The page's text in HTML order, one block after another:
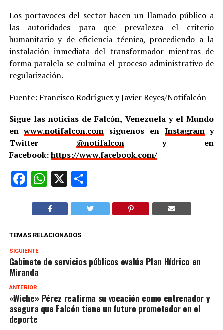
Los portavoces del sector hacen un llamado público a
las autoridades para que prevalezca el criterio
humanitario y de eficiencia técnica, procediendo a la
instalación inmediata del transformador mientras de
forma paralela se culmina el proceso administrativo de
regularización.
Fuente: Francisco Rodríguez y Javier Reyes/Notifalcón
Sigue las noticias de Falcón, Venezuela y el Mundo
enwww.notifalcon.com síguenos en Instagramy
Twitter @notifalcony en
Facebook:https://www.facebook.com/
Facebook
WhatsApp
X Compartir
TEMAS RELACIONADOS
SIGUIENTE
Gabinete de servicios públicos evalúa Plan Hídrico en
Miranda
ANTERIOR
«Wiche» Pérez reafirma su vocación como entrenador y
asegura que Falcón tiene un futuro prometedor en el
deporte